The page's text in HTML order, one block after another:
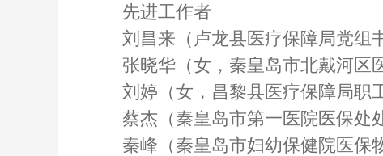
先进工作者
刘昌来（卢龙县医疗保障局党组
张晓华（女，秦皇岛市北戴河区
刘婷（女，昌黎县医疗保障局职
蔡杰（秦皇岛市第一医院医保处
秦峰（秦皇岛市妇幼保健院医保